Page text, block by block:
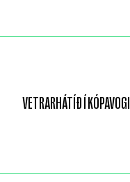
VETRARHÁTÍÐ Í KÓPAVOGI